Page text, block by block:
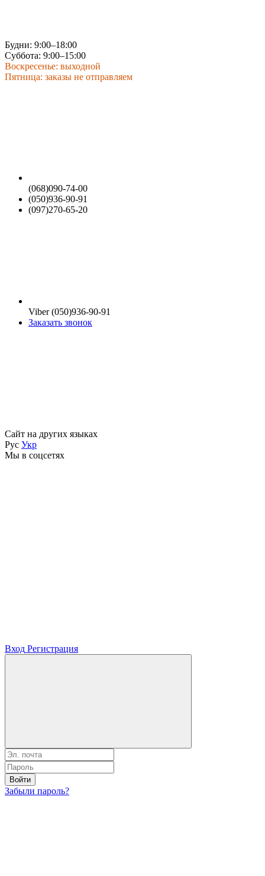
Будни: 9:00–18:00
Суббота: 9:00–15:00
Воскресенье: выходной
Пятница: заказы не отправляем
(068)090-74-00
(050)936-90-91
(097)270-65-20
Viber (050)936-90-91
Заказать звонок
Сайт на других языках
Рус Укр
Мы в соцсетях
Вход Регистрация
Войти
Забыли пароль?